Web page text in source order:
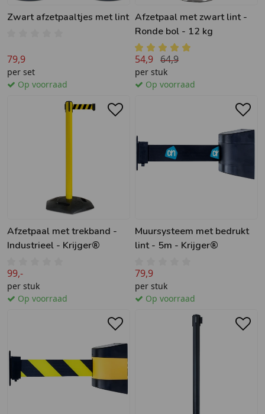
Zwart afzetpaaltjes met lint
79,9
per set
Op voorraad
Afzetpaal met zwart lint -
Ronde bol - 12 kg
54,9 64,9
per stuk
Op voorraad
Afzetpaal met trekband -
Industrieel - Krijger®
99,-
per stuk
Op voorraad
Muursysteem met bedrukt
lint - 5m - Krijger®
79,9
per stuk
Op voorraad